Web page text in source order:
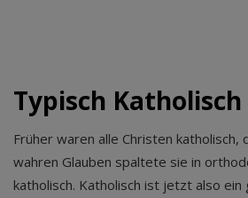
Typisch Katholisch
Früher waren alle Christen katholisch,
wahren Glauben spaltete sie in
katholisch. Katholisch ist jetzt also